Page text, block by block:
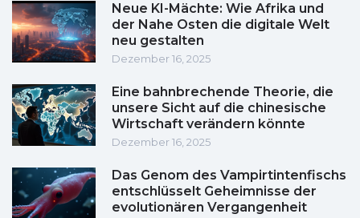
Neue KI-Mächte: Wie Afrika und
der Nahe Osten die digitale Welt
neu gestalten
Dezember 16, 2025
Eine bahnbrechende Theorie, die
unsere Sicht auf die chinesische
Wirtschaft verändern könnte
Dezember 16, 2025
Das Genom des Vampirtintenfischs
entschlüsselt Geheimnisse der
evolutionären Vergangenheit